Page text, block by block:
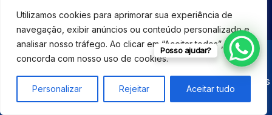
Utilizamos cookies para aprimorar sua experiência de
navegação, exibir anúncios ou conteúdo personalizado e
analisar nosso tráfego. Ao clicar em “Aceitar todos”, você
concorda com nosso uso de cookies.
Personalizar Rejeitar Aceitar tudo
© 2026 - ASSISTÊNCIA TÉCNICA ESPECIALIZADA
EQUIPAMENTOS BRUKER - Todos os direitos reservados
Posso ajudar?